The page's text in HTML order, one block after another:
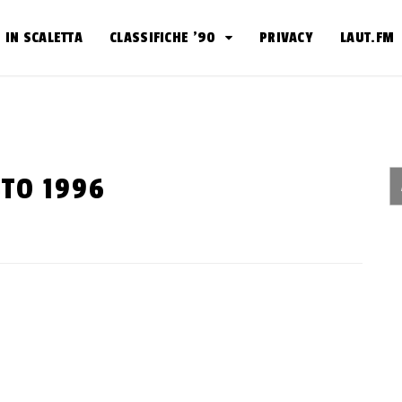
IN SCALETTA CLASSIFICHE ’90 PRIVACY LAUT.FM
1996